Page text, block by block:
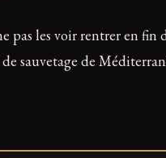
pas les voir rentrer en
sauvetage de